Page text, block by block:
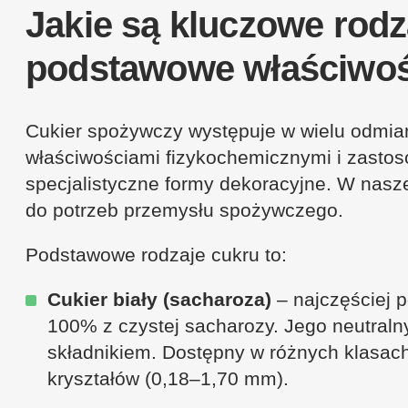
Jakie są kluczowe
podstawowe
Cukier spożywczy występuje w wielu
właściwościami fizykochemicznymi i
specjalistyczne formy dekoracyjne. W
do potrzeb przemysłu spożywczego.
Podstawowe rodzaje cukru to:
Cukier biały (sacharoza) – najczęściej
100% z czystej sacharozy. Jego
składnikiem. Dostępny w różnych
kryształów (0,18–1,70 mm).